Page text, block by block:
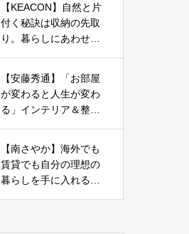
【KEACON】自然と片
付く秘訣は収納の先取
り。暮らしにあわせた
【安藤秀通】「お部屋
が変わると人生が変わ
る」インテリア＆整理
【南さやか】海外でも
賃貸でも自分の理想の
暮らしを手に入れる、